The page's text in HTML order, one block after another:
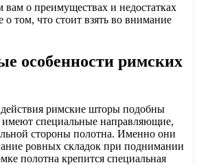
о преимуществах и недостатках
о том, что стоит взять во внимание
особенности римских
римские шторы подобны
специальные направляющие,
стороны полотна. Именно они
ровных складок при поднимании
полотна крепится специальная